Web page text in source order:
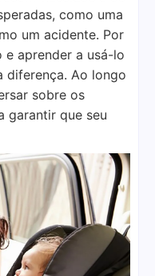
como uma
um acidente. Por
aprender a usá-lo
diferença. Ao longo
sobre os
garantir que seu